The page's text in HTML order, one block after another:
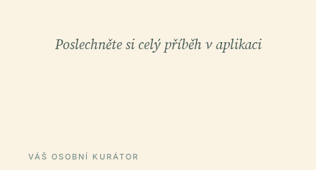
Poslechněte si celý příběh v aplikaci
VÁŠ OSOBNÍ KURÁTOR